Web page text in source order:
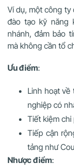
Ví dụ, một công ty
đào tạo kỹ năng
nhánh, đảm bảo
mà không cần tổ
Ưu điểm:
Linh hoạt về
nghiệp có
Tiết kiệm
Tiếp cận
tảng như
Nhược điểm: